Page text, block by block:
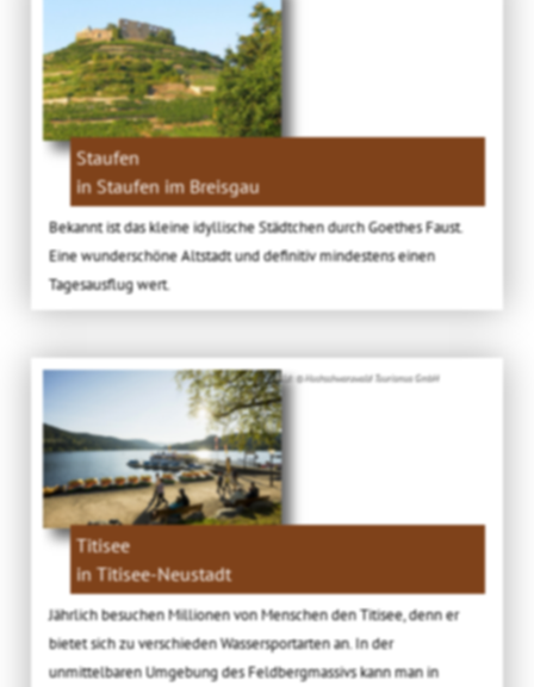
Staufen
in Staufen im Breisgau
Bekannt ist das kleine idyllische Städtchen durch Goethes Faust.
Eine wunderschöne Altstadt und definitiv mindestens einen
Tagesausflug wert.
Bild: © Hochschwarzwald Tourismus GmbH
Titisee
in Titisee-Neustadt
Jährlich besuchen Millionen von Menschen den Titisee, denn er
bietet sich zu verschieden Wassersportarten an. In der
unmittelbaren Umgebung des Feldbergmassivs kann man in